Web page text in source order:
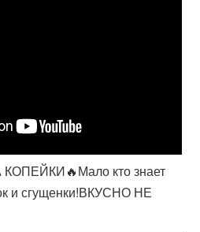
кто знает
и сгущенки!ВКУСНО НЕ